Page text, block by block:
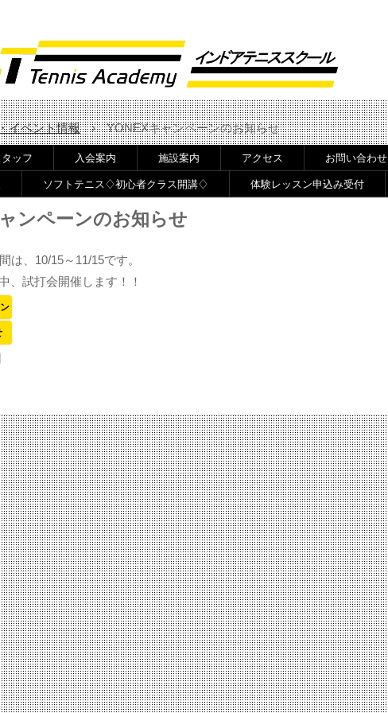
イベント情報 › YONEXキャンペーンのお知らせ
タッフ 入会案内 施設案内 アクセス お問い合わせ
ソフトテニス♢初心者クラス開講♢ 体験レッスン申込み受付
ンペーンのお知らせ
は、10/15～11/15です。
、試打会開催します！！